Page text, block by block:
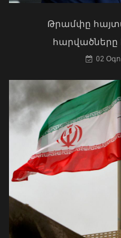
Գեղարքունիքի
«Jeep»-ն ու «Ford»-ը.
05 Օգոստոս, 2026 22:23
ՀՀ երկաթուղին
ռազմավարական
Թրամփը
հարվածները
02